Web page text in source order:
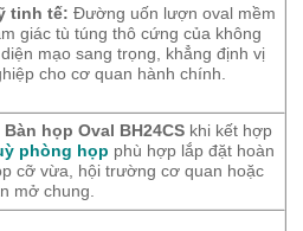
tinh tế: Đường uốn lượn oval mềm
giác tù túng thô cứng của không
mạo sang trọng, khẳng định vị
cho cơ quan hành chính.
Bàn họp Oval BH24CS khi kết hợp
phòng họp phù hợp lắp đặt hoàn
cỡ vừa, hội trường cơ quan hoặc
mở chung.